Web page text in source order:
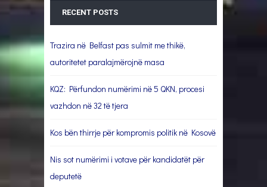
RECENT POSTS
Trazira në Belfast pas sulmit me thikë,
autoritetet paralajmërojnë masa
KQZ: Përfundon numërimi në 5 QKN, procesi
vazhdon në 32 të tjera
Kos bën thirrje për kompromis politik në Kosovë
Nis sot numërimi i votave për kandidatët për
deputetë